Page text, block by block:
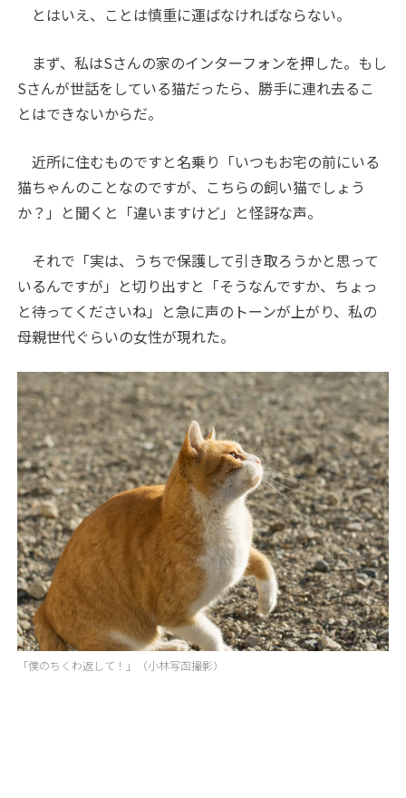
とはいえ、ことは慎重に運ばなければならない。
まず、私はSさんの家のインターフォンを押した。もし
Sさんが世話をしている猫だったら、勝手に連れ去るこ
とはできないからだ。
近所に住むものですと名乗り「いつもお宅の前にいる
猫ちゃんのことなのですが、こちらの飼い猫でしょう
か？」と聞くと「違いますけど」と怪訝な声。
それで「実は、うちで保護して引き取ろうかと思って
いるんですが」と切り出すと「そうなんですか、ちょっ
と待ってくださいね」と急に声のトーンが上がり、私の
母親世代ぐらいの女性が現れた。
「僕のちくわ返して！」（小林写函撮影）